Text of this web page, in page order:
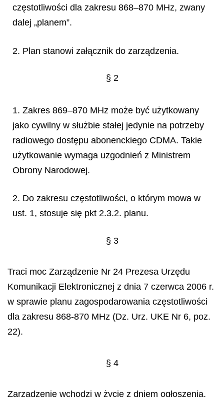
częstotliwości dla zakresu 868–870 MHz, zwany
dalej „planem”.
2. Plan stanowi załącznik do zarządzenia.
§ 2
1. Zakres 869–870 MHz może być użytkowany
jako cywilny w służbie stałej jedynie na potrzeby
radiowego dostępu abonenckiego CDMA. Takie
użytkowanie wymaga uzgodnień z Ministrem
Obrony Narodowej.
2. Do zakresu częstotliwości, o którym mowa w
ust. 1, stosuje się pkt 2.3.2. planu.
§ 3
Traci moc Zarządzenie Nr 24 Prezesa Urzędu
Komunikacji Elektronicznej z dnia 7 czerwca 2006 r.
w sprawie planu zagospodarowania częstotliwości
dla zakresu 868-870 MHz (Dz. Urz. UKE Nr 6, poz.
22).
§ 4
Zarządzenie wchodzi w życie z dniem ogłoszenia.